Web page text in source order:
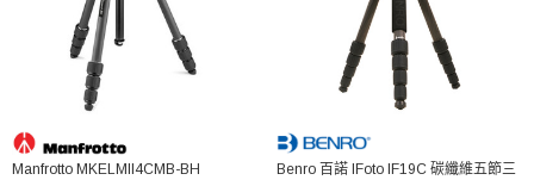
Manfrotto MKELMII4CMB-BH
Benro 百諾 IFoto IF19C 碳纖維五節三